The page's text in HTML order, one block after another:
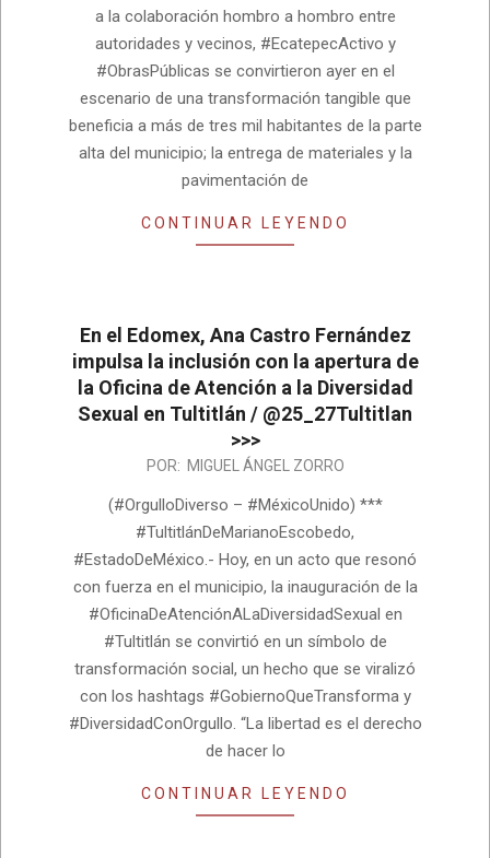
a la colaboración hombro a hombro entre
autoridades y vecinos, #EcatepecActivo y
#ObrasPúblicas se convirtieron ayer en el
escenario de una transformación tangible que
beneficia a más de tres mil habitantes de la parte
alta del municipio; la entrega de materiales y la
pavimentación de
CONTINUAR LEYENDO
En el Edomex, Ana Castro Fernández
impulsa la inclusión con la apertura de
la Oficina de Atención a la Diversidad
Sexual en Tultitlán / @25_27Tultitlan
>>>
POR: MIGUEL ÁNGEL ZORRO
(#OrgulloDiverso – #MéxicoUnido) ***
#TultitlánDeMarianoEscobedo,
#EstadoDeMéxico.- Hoy, en un acto que resonó
con fuerza en el municipio, la inauguración de la
#OficinaDeAtenciónALaDiversidadSexual en
#Tultitlán se convirtió en un símbolo de
transformación social, un hecho que se viralizó
con los hashtags #GobiernoQueTransforma y
#DiversidadConOrgullo. “La libertad es el derecho
de hacer lo
CONTINUAR LEYENDO